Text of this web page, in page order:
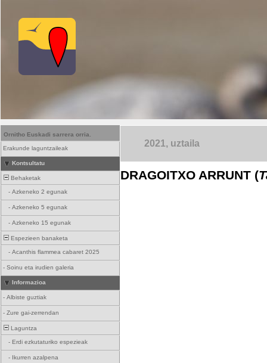
Ornitho Euskadi sarrera orria.
Erakunde laguntzaileak
Kontsultatu
Behaketak
- Azkeneko 2 egunak
- Azkeneko 5 egunak
- Azkeneko 15 egunak
Espezieen banaketa
- Acanthis flammea cabaret 2025
- Soinu eta irudien galeria
Informazioa
- Albiste guztiak
- Zure gai-zerrendan
Laguntza
- Erdi ezkutaturiko espezieak
- Ikurren azalpena
2021, uztaila
DRAGOITXO ARRUNT (